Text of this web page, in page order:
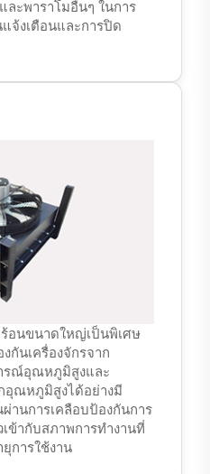
ละพาราโมอื่นๆ ในการ
จ้งเตือนและการปิด
อนขนาดใหญ่เป็นพิเศษ
กันเครื่องจักรจาก
รณ์อุณหภูมิสูงและ
อุณหภูมิสูงได้อย่างมี
านการเคลือบป้องกันการ
ข้ากับสภาพการทำงานที่
การใช้งาน